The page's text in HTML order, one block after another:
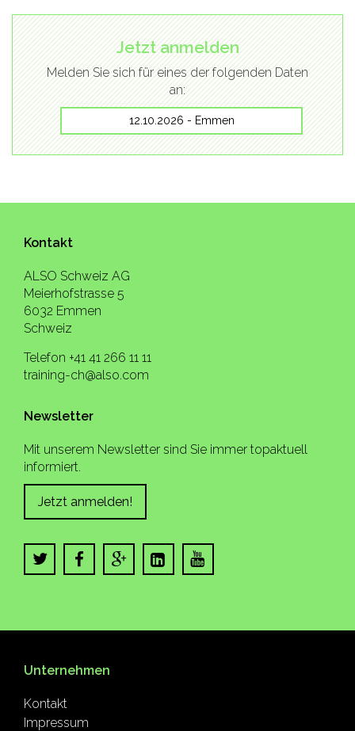
Jetzt anmelden
Melden Sie sich für eines der folgenden Daten
an:
12.10.2026 - Emmen
Kontakt
ALSO Schweiz AG
Meierhofstrasse 5
6032 Emmen
Schweiz
Telefon +41 41 266 11 11
training-ch@also.com
Newsletter
Mit unserem Newsletter sind Sie immer topaktuell
informiert.
Jetzt anmelden!
Unternehmen
Kontakt
Impressum